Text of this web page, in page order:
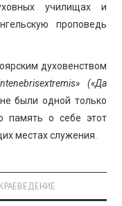
училищах и
проповедь
духовенством
» («Да
не были одной только
память о себе этот
местах служения.
КРАЕВЕДЕНИЕ